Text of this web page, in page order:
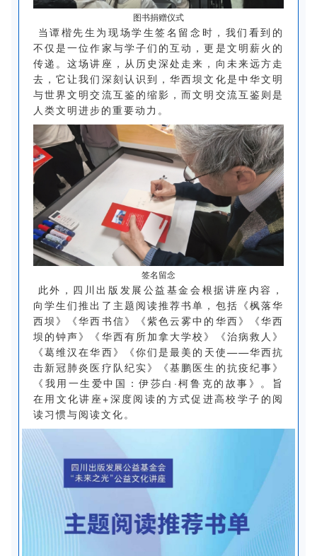
图书捐赠仪式
当谭楷先生为现场学生签名留念时，我们看到的
不仅是一位作家与学子们的互动，更是文明薪火的
传递。这场讲座，从历史深处走来，向未来远方走
去，它让我们深刻认识到，华西坝文化是中华文明
与世界文明交流互鉴的缩影，而文明交流互鉴则是
人类文明进步的重要动力。
签名留念
此外，四川出版发展公益基金会根据讲座内容，
向学生们推出了主题阅读推荐书单，包括《枫落华
西坝》《华西书信》《紫色云雾中的华西》《华西
坝的钟声》《华西有所加拿大学校》《治病救人》
《葛维汉在华西》《你们是最美的天使——华西抗
击新冠肺炎医疗队纪实》《基鹏医生的抗疫纪事》
《我用一生爱中国：伊莎白·柯鲁克的故事》。旨
在用文化讲座+深度阅读的方式促进高校学子的阅
读习惯与阅读文化。